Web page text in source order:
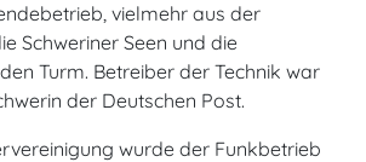
vielmehr aus der
Schweriner Seen und die
Turm. Betreiber der Technik war
der Deutschen Post.
wurde der Funkbetrieb